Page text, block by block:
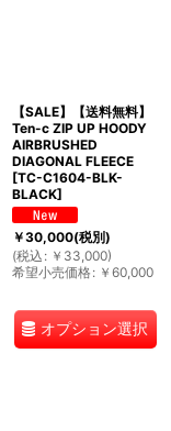
【SALE】【送料無料】
Ten-c ZIP UP HOODY
AIRBRUSHED
DIAGONAL FLEECE
[TC-C1604-BLK-
BLACK]
￥30,000(税別)
(税込 : ￥ 33,000)
希望小売価格: ￥ 60,000
オプション選択